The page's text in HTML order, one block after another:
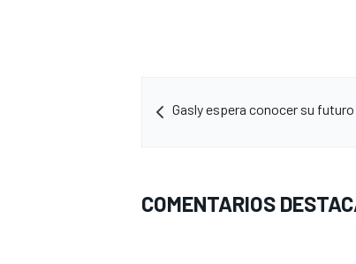
Gasly espera conocer su futuro
COMENTARIOS